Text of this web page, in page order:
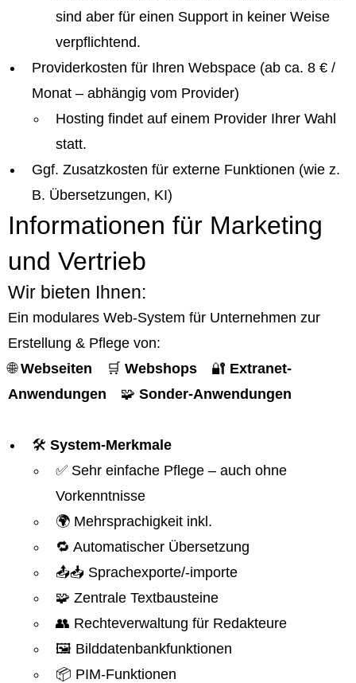
sind aber für einen Support in keiner Weise
verpflichtend.
Providerkosten für Ihren Webspace (ab ca. 8 € /
Monat – abhängig vom Provider)
Hosting findet auf einem Provider Ihrer Wahl
statt.
Ggf. Zusatzkosten für externe Funktionen (wie z.
B. Übersetzungen, KI)
Informationen für Marketing
und Vertrieb
Wir bieten Ihnen:
Ein modulares Web-System für Unternehmen zur
Erstellung & Pflege von:
🌐Webseiten 🛒 Webshops 🔐 Extranet-
Anwendungen 🧩 Sonder-Anwendungen
🛠️ System-Merkmale
✅ Sehr einfache Pflege – auch ohne
Vorkenntnisse
🌍 Mehrsprachigkeit inkl.
🔁 Automatischer Übersetzung
📤📥 Sprachexporte/-importe
🧩 Zentrale Textbausteine
👥 Rechteverwaltung für Redakteure
🖼️ Bilddatenbankfunktionen
📦 PIM-Funktionen